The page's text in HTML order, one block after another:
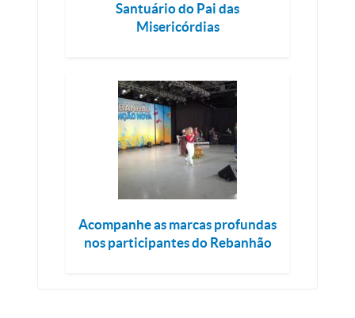
Santuário do Pai das
Misericórdias
Acompanhe as marcas profundas
nos participantes do Rebanhão